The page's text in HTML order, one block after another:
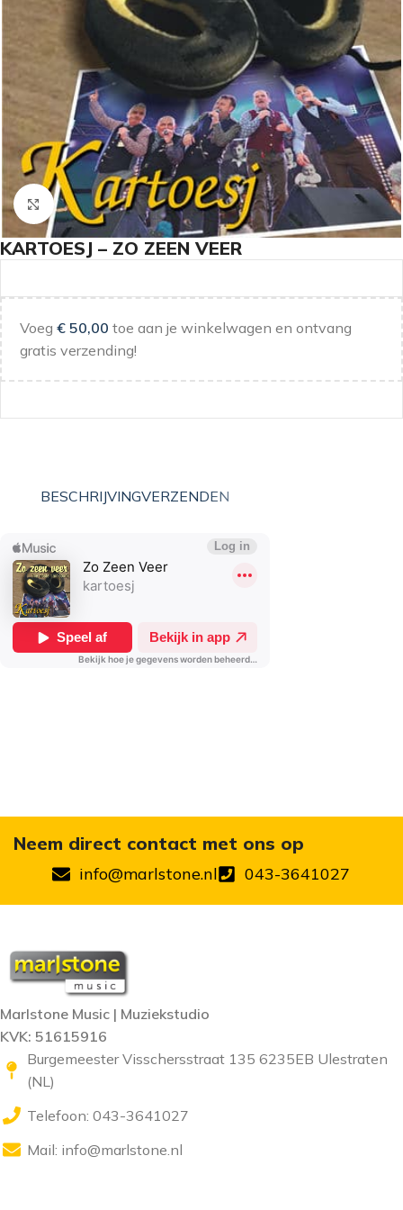
Klik om te vergroten
KARTOESJ – ZO ZEEN VEER
Voeg € 50,00 toe aan je winkelwagen en ontvang
gratis verzending!
BESCHRIJVINGVERZENDEN
Neem direct contact met ons op
info@marlstone.nl 043-3641027
Marlstone Music | Muziekstudio
KVK: 51615916
Burgemeester Visschersstraat 135 6235EB Ulestraten
(NL)
Telefoon: 043-3641027
Mail: info@marlstone.nl